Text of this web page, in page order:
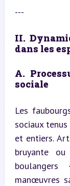
---
II.
dans les
A.
sociale
Les
sociaux
et entiers.
bruyante
manœuvres